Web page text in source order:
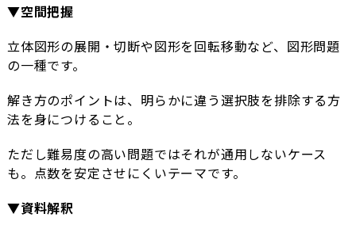
▼空間把握
立体図形の展開・切断や図形を回転移動など、図形問題
の一種です。
解き方のポイントは、明らかに違う選択肢を排除する方
法を身につけること。
ただし難易度の高い問題ではそれが通用しないケース
も。点数を安定させにくいテーマです。
▼資料解釈